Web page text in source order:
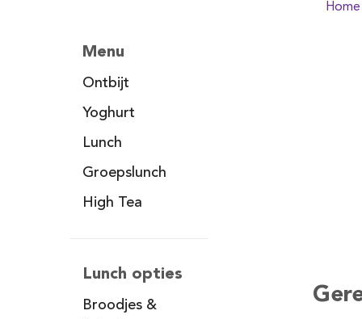
Menu
Ontbijt
Yoghurt
Lunch
Groepslunch
High Tea
Lunch opties
Broodjes &
Home